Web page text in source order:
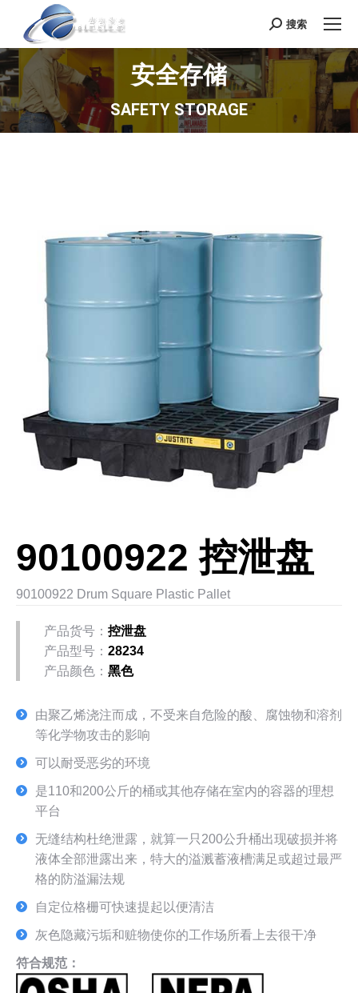
Search:
搜索
安全存储
SAFETY STORAGE
90100922 控泄盘
90100922 Drum Square Plastic Pallet
产品货号： 控泄盘
产品型号： 28234
产品颜色： 黑色
由聚乙烯浇注而成，不受来自危险的酸、腐蚀物和溶剂
等化学物攻击的影响
可以耐受恶劣的环境
是110和200公斤的桶或其他存储在室内的容器的理想
平台
无缝结构杜绝泄露，就算一只200公升桶出现破损并将
液体全部泄露出来，特大的溢溅蓄液槽满足或超过最严
格的防溢漏法规
自定位格栅可快速提起以便清洁
灰色隐藏污垢和赃物使你的工作场所看上去很干净
符合规范 ：